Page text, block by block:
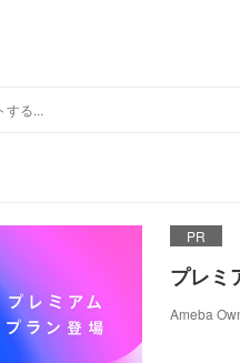
PR
プレミ
Ameba